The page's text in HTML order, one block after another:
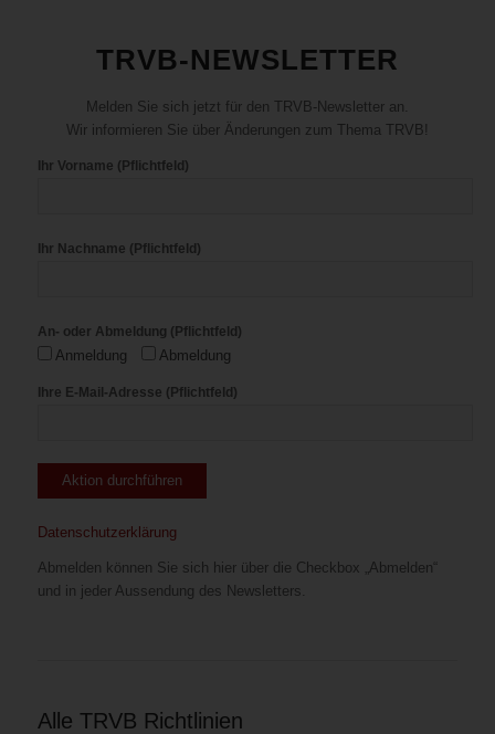
TRVB-NEWSLETTER
Melden Sie sich jetzt für den TRVB-Newsletter an.
Wir informieren Sie über Änderungen zum Thema TRVB!
Ihr Vorname (Pflichtfeld)
Ihr Nachname (Pflichtfeld)
An- oder Abmeldung (Pflichtfeld)
Anmeldung Abmeldung
Ihre E-Mail-Adresse (Pflichtfeld)
Datenschutzerklärung
Abmelden können Sie sich hier über die Checkbox „Abmelden“
und in jeder Aussendung des Newsletters.
Alle TRVB Richtlinien